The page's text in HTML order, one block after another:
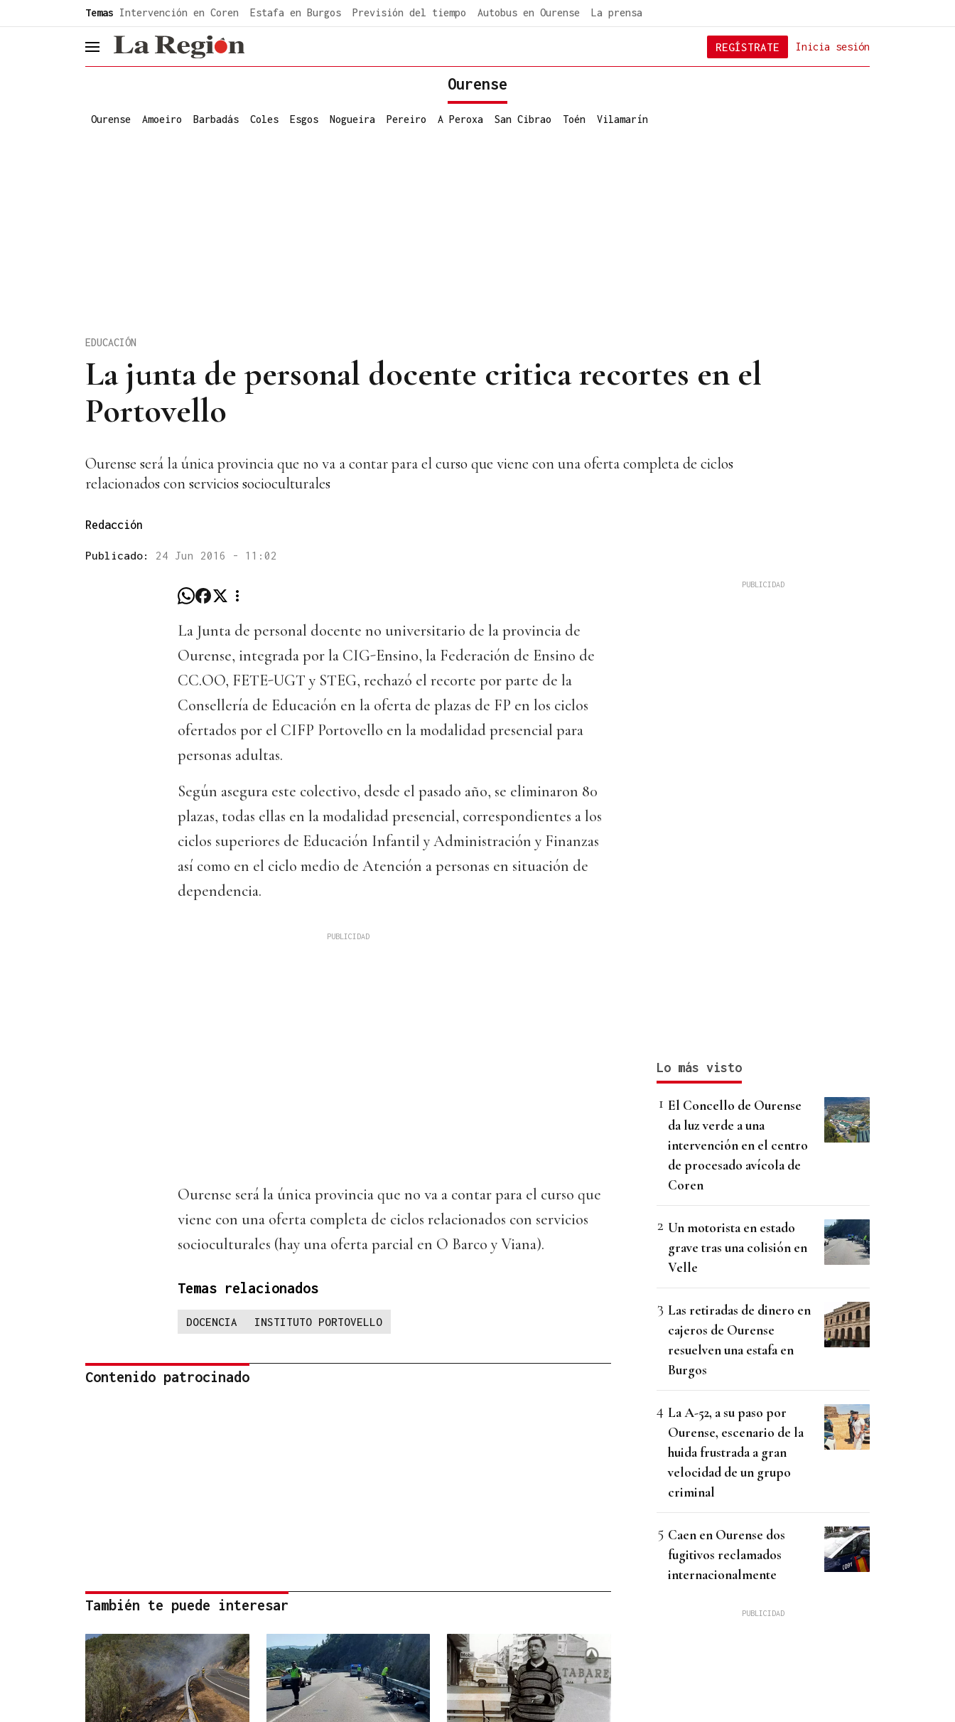
Temas Intervención en Coren Estafa en Burgos Previsión del tiempo Autobus en Ourense La prensa
header.menu.open Inicia sesión
REGÍSTRATE
Ourense
Ourense Amoeiro Barbadás Coles Esgos Nogueira Pereiro A Peroxa San Cibrao Toén Vilamarín
La junta de personal docente critica recortes en el
Portovello
EDUCACIÓN
Ourense será la única provincia que no va a contar para el curso que viene con una oferta completa de ciclos
relacionados con servicios socioculturales
Redacción
Publicado: 24 Jun 2016 - 11:02
La Junta de personal docente no universitario de la provincia de
Ourense, integrada por la CIG-Ensino, la Federación de Ensino de
CC.OO, FETE-UGT y STEG, rechazó el recorte por parte de la
Consellería de Educación en la oferta de plazas de FP en los ciclos
ofertados por el CIFP Portovello en la modalidad presencial para
personas adultas.
Según asegura este colectivo, desde el pasado año, se eliminaron 80
plazas, todas ellas en la modalidad presencial, correspondientes a los
ciclos superiores de Educación Infantil y Administración y Finanzas
así como en el ciclo medio de Atención a personas en situación de
dependencia.
Ourense será la única provincia que no va a contar para el curso que
viene con una oferta completa de ciclos relacionados con servicios
socioculturales (hay una oferta parcial en O Barco y Viana).
Temas relacionados
DOCENCIA INSTITUTO PORTOVELLO
Contenido patrocinado
También te puede interesar
Lo más visto
El Concello de Ourense
da luz verde a una
intervención en el centro
de procesado avícola de
Coren
Un motorista en estado
grave tras una colisión en
Velle
Las retiradas de dinero en
cajeros de Ourense
resuelven una estafa en
Burgos
La A-52, a su paso por
Ourense, escenario de la
huida frustrada a gran
velocidad de un grupo
criminal
Caen en Ourense dos
fugitivos reclamados
internacionalmente